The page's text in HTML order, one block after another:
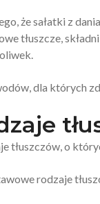
że sałatki z
tłuszcze,
dla których
tłuszczów, o
rodzaje